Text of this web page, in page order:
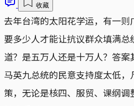
收藏
去年台湾的太阳花学运，有一
要多少人才能让抗议群众填满
道？是五万人还是十万人？答
马英九总统的民意支持度太低
策，无论是核四、服贸、课纲